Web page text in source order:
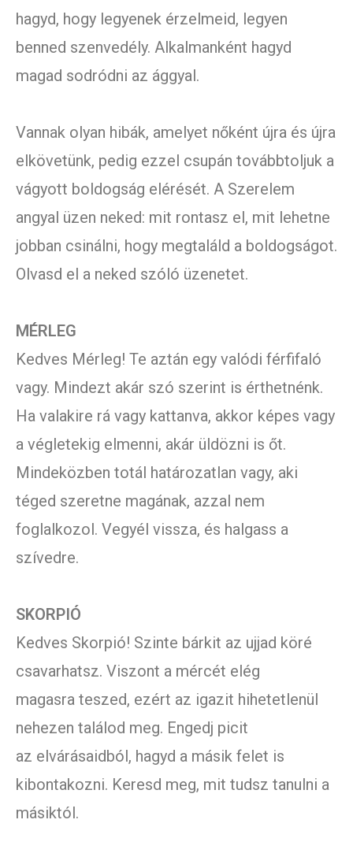
hagyd, hogy legyenek érzelmeid, legyen
benned szenvedély. Alkalmanként hagyd
magad sodródni az ággyal.
Vannak olyan hibák, amelyet nőként újra és újra
elkövetünk, pedig ezzel csupán továbbtoljuk a
vágyott boldogság elérését. A Szerelem
angyal üzen neked: mit rontasz el, mit lehetne
jobban csinálni, hogy megtaláld a boldogságot.
Olvasd el a neked szóló üzenetet.
MÉRLEG
Kedves Mérleg! Te aztán egy valódi férfifaló
vagy. Mindezt akár szó szerint is érthetnénk.
Ha valakire rá vagy kattanva, akkor képes vagy
a végletekig elmenni, akár üldözni is őt.
Mindeközben totál határozatlan vagy, aki
téged szeretne magának, azzal nem
foglalkozol. Vegyél vissza, és halgass a
szívedre.
SKORPIÓ
Kedves Skorpió! Szinte bárkit az ujjad köré
csavarhatsz. Viszont a mércét elég
magasra teszed, ezért az igazit hihetetlenül
nehezen találod meg. Engedj picit
az elvárásaidból, hagyd a másik felet is
kibontakozni. Keresd meg, mit tudsz tanulni a
másiktól.